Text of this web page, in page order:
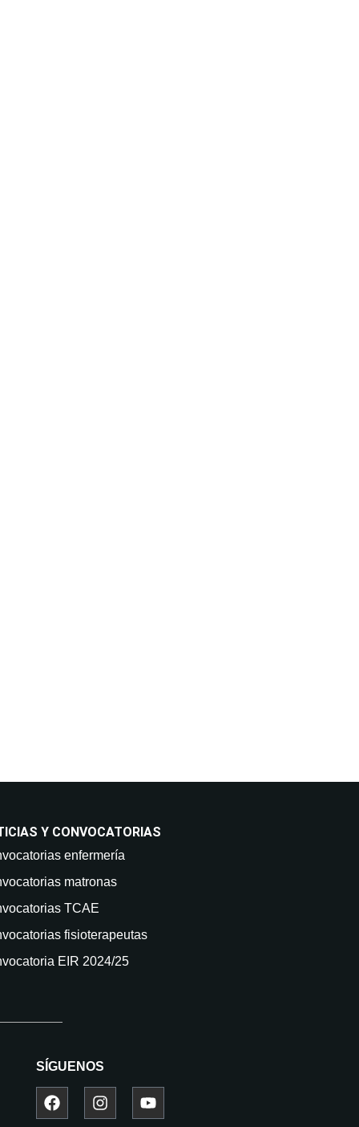
Y CONVOCATORIAS
enfermería
matronas
TCAE
fisioterapeutas
EIR 2024/25
SÍGUENOS